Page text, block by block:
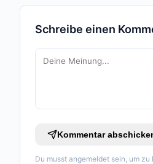
Schreibe einen
Kommentar
Du musst angemeldet sein, um zu